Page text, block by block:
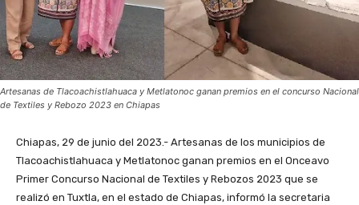
Artesanas de Tlacoachistlahuaca y Metlatonoc ganan premios en el concurso Nacional
de Textiles y Rebozo 2023 en Chiapas
Chiapas, 29 de junio del 2023.- Artesanas de los municipios de
Tlacoachistlahuaca y Metlatonoc ganan premios en el Onceavo
Primer Concurso Nacional de Textiles y Rebozos 2023 que se
realizó en Tuxtla, en el estado de Chiapas, informó la secretaria